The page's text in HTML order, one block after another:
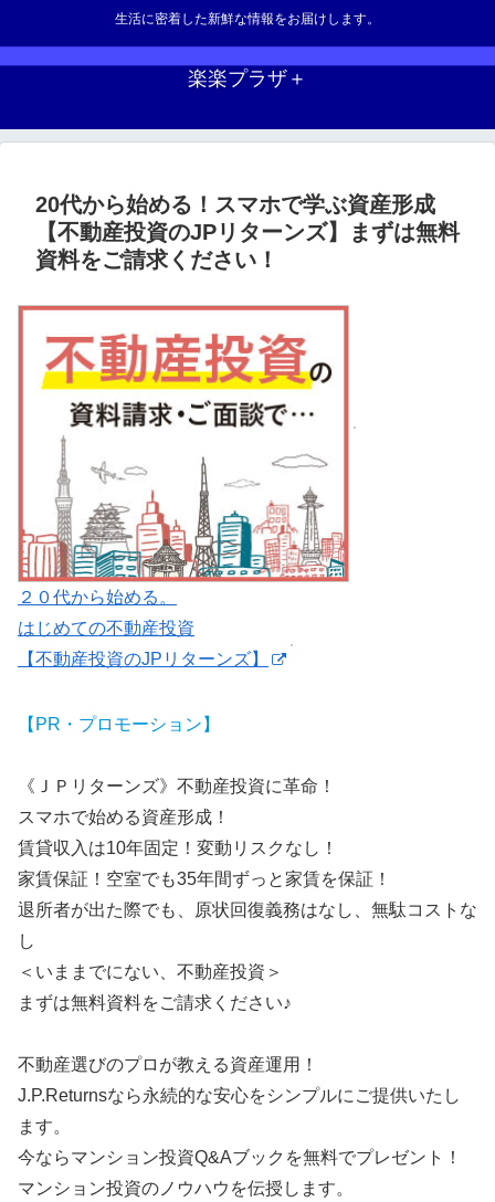
生活に密着した新鮮な情報をお届けします。
楽楽プラザ＋
20代から始める！スマホで学ぶ資産形成
【不動産投資のJPリターンズ】まずは無料
資料をご請求ください！
２０代から始める。
はじめての不動産投資
【不動産投資のJPリターンズ】
【PR・プロモーション】
《ＪＰリターンズ》不動産投資に革命！
スマホで始める資産形成！
賃貸収入は10年固定！変動リスクなし！
家賃保証！空室でも35年間ずっと家賃を保証！
退所者が出た際でも、原状回復義務はなし、無駄コストな
し
＜いままでにない、不動産投資＞
まずは無料資料をご請求ください♪
不動産選びのプロが教える資産運用！
J.P.Returnsなら永続的な安心をシンプルにご提供いたし
ます。
今ならマンション投資Q&Aブックを無料でプレゼント！
マンション投資のノウハウを伝授します。